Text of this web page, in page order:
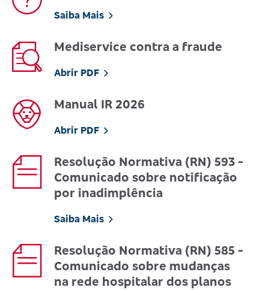
Saiba Mais
Mediservice contra a fraude
Abrir PDF
Manual IR 2026
Abrir PDF
Resolução Normativa (RN) 593 -
Comunicado sobre notificação
por inadimplência
Saiba Mais
Resolução Normativa (RN) 585 -
Comunicado sobre mudanças
na rede hospitalar dos planos